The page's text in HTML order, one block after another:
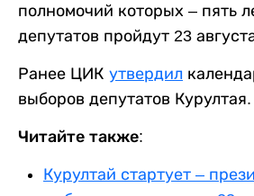
полномочий которых – пять
депутатов пройдут 23
Ранее ЦИК утвердил
выборов депутатов Курултая.
Читайте также:
Курултай стартует –